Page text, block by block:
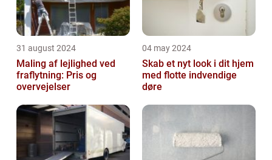
31 august 2024
Maling af lejlighed ved
fraflytning: Pris og
overvejelser
04 may 2024
Skab et nyt look i dit hjem
med flotte indvendige
døre